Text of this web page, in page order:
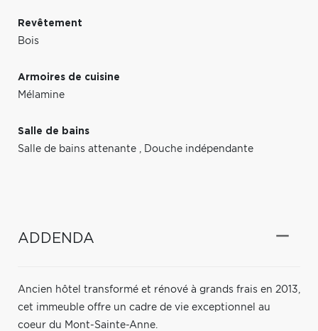
Revêtement
Bois
Armoires de cuisine
Mélamine
Salle de bains
Salle de bains attenante , Douche indépendante
ADDENDA
Ancien hôtel transformé et rénové à grands frais en 2013,
cet immeuble offre un cadre de vie exceptionnel au
coeur du Mont-Sainte-Anne.